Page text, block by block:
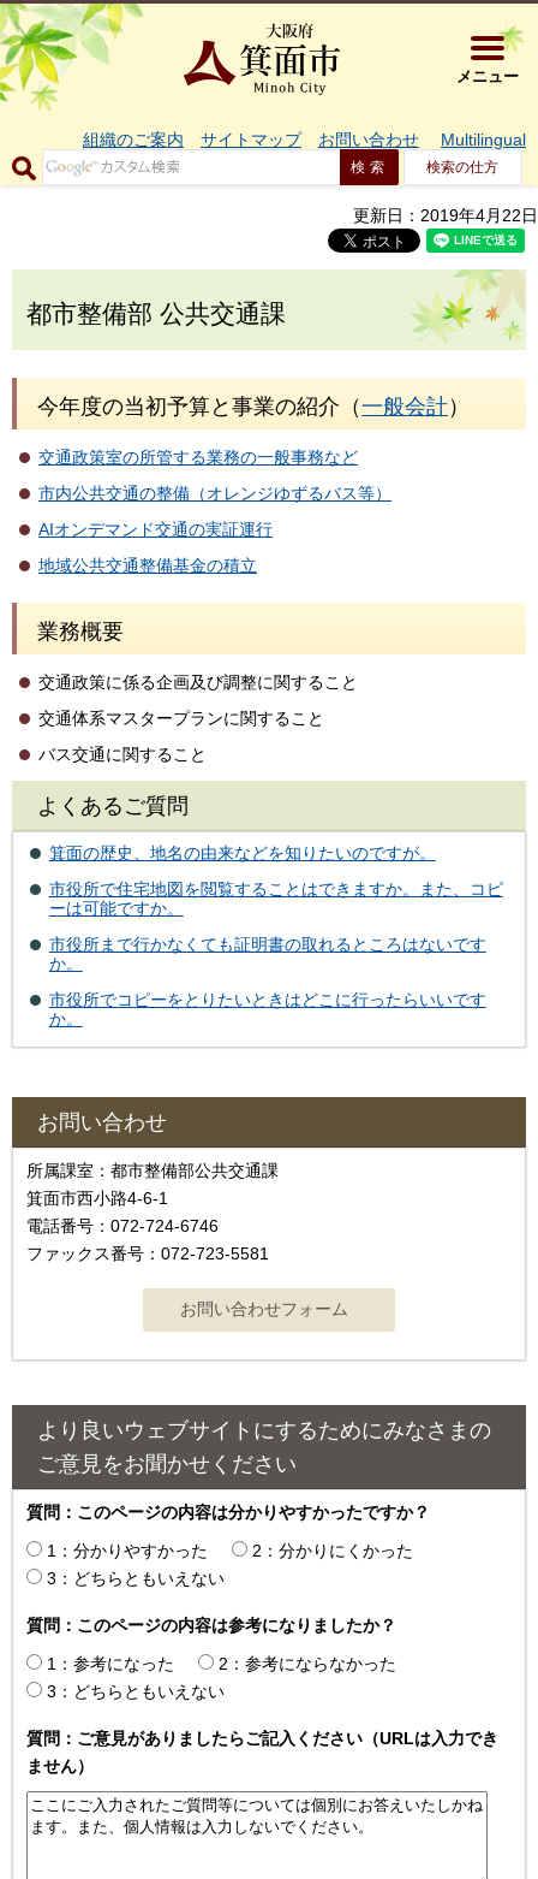
大阪府箕
メニュー
組織のご案内 サイトマップ お問い合わせ Multilingual
検索の仕方
更新日：2019年4月22日
都市整備部 公共交通課
今年度の当初予算と事業の紹介（一般会計）
交通政策室の所管する業務の一般事務など
市内公共交通の整備（オレンジゆずるバス等）
AIオンデマンド交通の実証運行
地域公共交通整備基金の積立
業務概要
交通政策に係る企画及び調整に関すること
交通体系マスタープランに関すること
バス交通に関すること
よくあるご質問
箕面の歴史、地名の由来などを知りたいのですが。
市役所で住宅地図を閲覧することはできますか。また、コピ
ーは可能ですか。
市役所まで行かなくても証明書の取れるところはないです
か。
市役所でコピーをとりたいときはどこに行ったらいいです
か。
お問い合わせ
所属課室：都市整備部公共交通課
箕面市西小路4-6-1
電話番号：072-724-6746
ファックス番号：072-723-5581
より良いウェブサイトにするためにみなさまの
ご意見をお聞かせください
質問：このページの内容は分かりやすかったですか？
1：分かりやすかった
2：分かりにくかった
3：どちらともいえない
質問：このページの内容は参考になりましたか？
1：参考になった
2：参考にならなかった
3：どちらともいえない
質問：ご意見がありましたらご記入ください（URLは入力でき
ません）